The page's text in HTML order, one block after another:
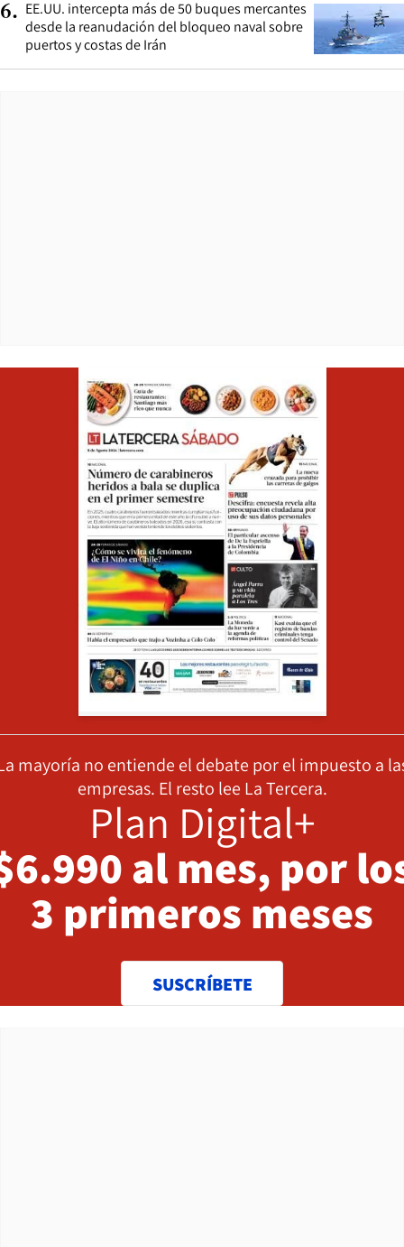
6. EE.UU. intercepta más de 50 buques mercantes
desde la reanudación del bloqueo naval sobre
puertos y costas de Irán
mayoría no entiende el debate por el impuesto a
empresas. El resto lee La Tercera.
Plan Digital+
al mes, por
3 primeros meses
SUSCRÍBETE